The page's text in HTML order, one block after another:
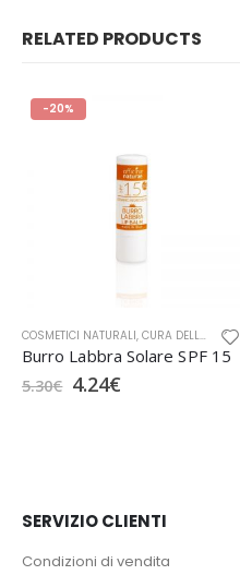
RELATED PRODUCTS
NATURAE,SOLARI
,OFFICINA NATURAE, SOLARI
-20%
COSMETICI NATURALI, CURA DELLA PERSONA
Burro Labbra Solare SPF 15
5.30€ 4.24€
SERVIZIO CLIENTI
Condizioni di vendita